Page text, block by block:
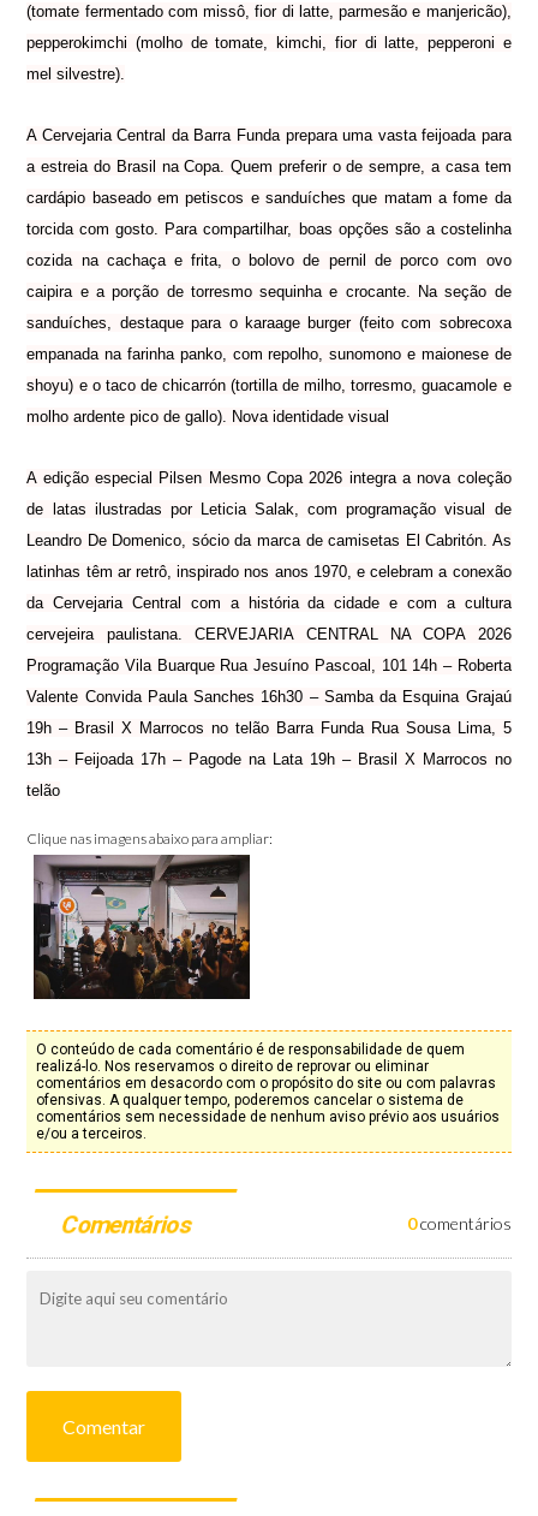
(tomate fermentado com missô, fior di latte, parmesão e manjericão),
pepperokimchi (molho de tomate, kimchi, fior di latte, pepperoni e
mel silvestre).
A Cervejaria Central da Barra Funda prepara uma vasta feijoada para
a estreia do Brasil na Copa. Quem preferir o de sempre, a casa tem
cardápio baseado em petiscos e sanduíches que matam a fome da
torcida com gosto. Para compartilhar, boas opções são a costelinha
cozida na cachaça e frita, o bolovo de pernil de porco com ovo
caipira e a porção de torresmo sequinha e crocante. Na seção de
sanduíches, destaque para o karaage burger (feito com sobrecoxa
empanada na farinha panko, com repolho, sunomono e maionese de
shoyu) e o taco de chicarrón (tortilla de milho, torresmo, guacamole e
molho ardente pico de gallo). Nova identidade visual
A edição especial Pilsen Mesmo Copa 2026 integra a nova coleção
de latas ilustradas por Leticia Salak, com programação visual de
Leandro De Domenico, sócio da marca de camisetas El Cabritón. As
latinhas têm ar retrô, inspirado nos anos 1970, e celebram a conexão
da Cervejaria Central com a história da cidade e com a cultura
cervejeira paulistana. CERVEJARIA CENTRAL NA COPA 2026
Programação Vila Buarque Rua Jesuíno Pascoal, 101 14h – Roberta
Valente Convida Paula Sanches 16h30 – Samba da Esquina Grajaú
19h – Brasil X Marrocos no telão Barra Funda Rua Sousa Lima, 5
13h – Feijoada 17h – Pagode na Lata 19h – Brasil X Marrocos no
telão
Clique nas imagens abaixo para ampliar:
O conteúdo de cada comentário é de responsabilidade de quem
realizá-lo. Nos reservamos o direito de reprovar ou eliminar
comentários em desacordo com o propósito do site ou com palavras
ofensivas. A qualquer tempo, poderemos cancelar o sistema de
comentários sem necessidade de nenhum aviso prévio aos usuários
e/ou a terceiros.
Comentários 0comentários
Comentar